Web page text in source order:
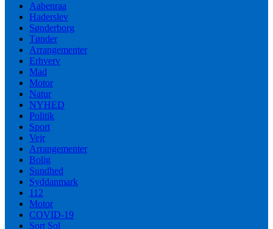
Aabenraa
Haderslev
Sønderborg
Tønder
Arrangementer
Erhverv
Mad
Motor
Natur
NYHED
Politik
Sport
Vejr
Arrangementer
Bolig
Sundhed
Syddanmark
112
Motor
COVID-19
Sort Sol